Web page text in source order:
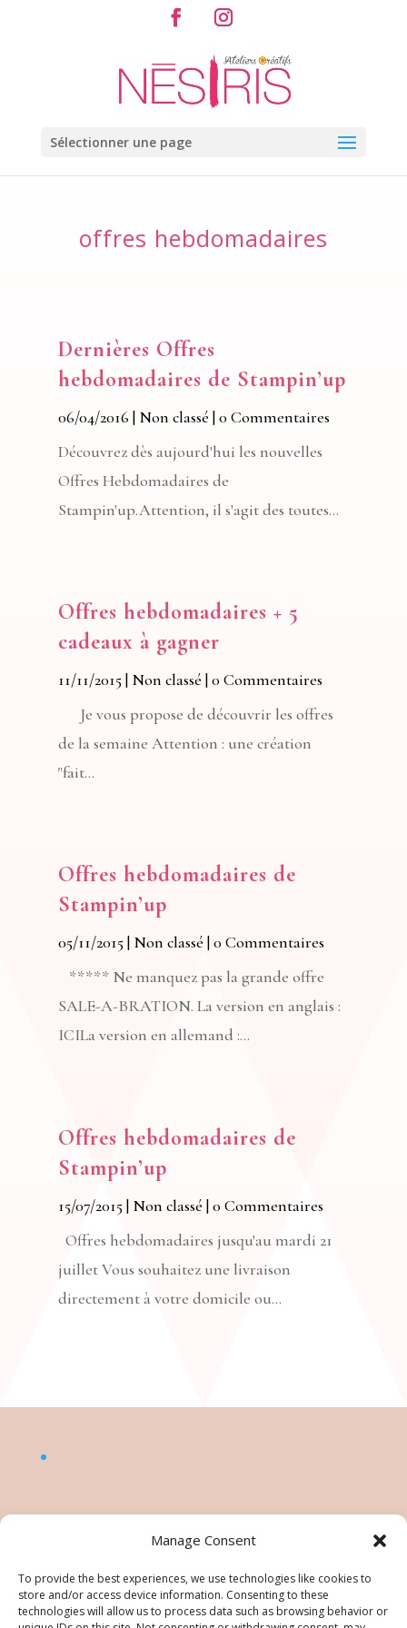
Manage Consent
To provide the best experiences, we use technologies like cookies to
store and/or access device information. Consenting to these
technologies will allow us to process data such as browsing behavior or
Sélectionner une page
offres hebdomadaires
Dernières Offres
hebdomadaires de Stampin’up
06/04/2016 | Non classé | 0 Commentaires
Découvrez dès aujourd'hui les nouvelles
Offres Hebdomadaires de
Stampin'up.Attention, il s'agit des toutes...
Offres hebdomadaires + 5
cadeaux à gagner
11/11/2015| Non classé | 0 Commentaires
Je vous propose de découvrir les offres
de la semaine Attention : une création
"fait...
Offres hebdomadaires de
Stampin’up
05/11/2015| Non classé | 0 Commentaires
***** Ne manquez pas la grande offre
SALE-A-BRATION. La version en anglais :
ICILa version en allemand :...
Offres hebdomadaires de
Stampin’up
15/07/2015| Non classé | 0 Commentaires
Offres hebdomadaires jusqu'au mardi 21
juillet Vous souhaitez une livraison
directement à votre domicile ou...